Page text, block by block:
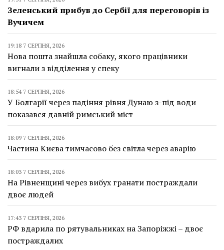
Зеленський прибув до Сербії для переговорів із
Вучичем
19:18 7 СЕРПНЯ, 2026
Нова пошта знайшла собаку, якого працівники
вигнали з відділення у спеку
18:54 7 СЕРПНЯ, 2026
У Болгарії через падіння рівня Дунаю з-під води
показався давній римський міст
18:09 7 СЕРПНЯ, 2026
Частина Києва тимчасово без світла через аварію
18:03 7 СЕРПНЯ, 2026
На Рівненщині через вибух гранати постраждали
двоє людей
17:43 7 СЕРПНЯ, 2026
РФ вдарила по рятувальниках на Запоріжжі – двоє
постраждалих